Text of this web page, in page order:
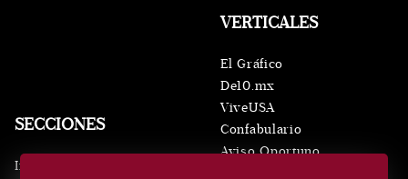
SECCIONES
Inicio
VERTICALES
El Gráfico
De10.mx
ViveUSA
Confabulario
Aviso Oportuno